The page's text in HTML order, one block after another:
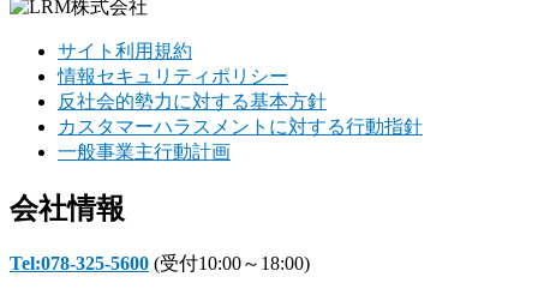
サイト利用規約
情報セキュリティポリシー
反社会的勢力に対する基本方針
カスタマーハラスメントに対する行動指針
一般事業主行動計画
会社情報
Tel:078-325-5600 (受付10:00～18:00)